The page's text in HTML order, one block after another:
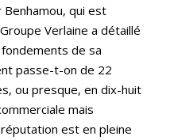
Benhamou, qui est
Verlaine a détaillé
de sa
passe-t-on de 22
ou presque, en dix-huit
mais
est en pleine